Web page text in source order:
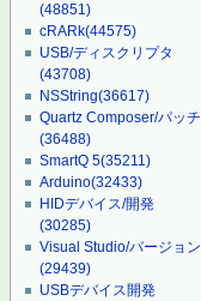
(48851)
cRARk(44575)
USB/ディスクリプタ
(43708)
NSString(36617)
Quartz Composer/パッチ
(36488)
SmartQ 5(35211)
Arduino(32433)
HIDデバイス/開発
(30285)
Visual Studio/バージョン
(29439)
USBデバイス開発